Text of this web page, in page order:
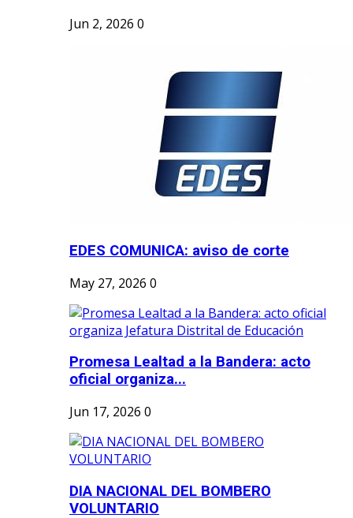
Jun 2, 2026 0
EDES COMUNICA: aviso de corte
May 27, 2026 0
Promesa Lealtad a la Bandera: acto
oficial organiza...
Jun 17, 2026 0
DIA NACIONAL DEL BOMBERO
VOLUNTARIO